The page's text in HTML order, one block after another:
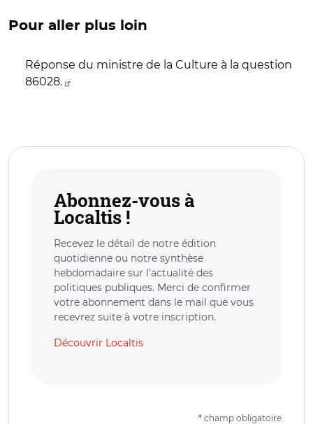
Pour aller plus loin
Réponse du ministre de la Culture à la question
86028.
Abonnez-vous à
Localtis !
Recevez le détail de notre édition
quotidienne ou notre synthèse
hebdomadaire sur l’actualité des
politiques publiques. Merci de confirmer
votre abonnement dans le mail que vous
recevrez suite à votre inscription.
Découvrir Localtis
* champ obligatoire